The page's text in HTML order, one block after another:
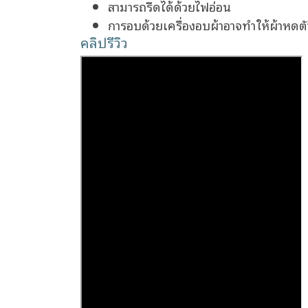
สามารถรีดได้ด้วยไฟอ่อน
การอบด้วยเครื่องอบผ้าอาจทำให้ผ้าห
คลิปรีวิว